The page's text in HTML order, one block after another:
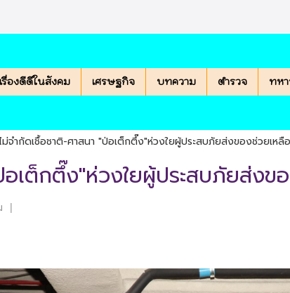
เรื่องดีดีในสังคม เศรษฐกิจ บทความ ตำรวจ ทห
ม่จำกัดเชื้อชาติ-ศาสนา "ป่อเต็กตึ๊ง"ห่วงใยผู้ประสบภัยส่งของช่วยเหลื
เต็กตึ๊ง"ห่วงใยผู้ประสบภัยส่งข
|